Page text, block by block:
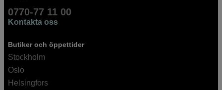
0770-77 11 00
Kontakta oss
Butiker och öppettider
Stockholm
Oslo
Helsingfors